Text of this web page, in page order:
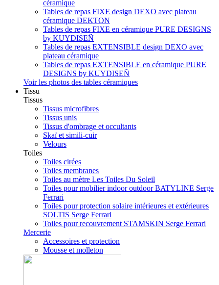
céramique
Tables de repas FIXE design DEXO avec plateau
céramique DEKTON
Tables de repas FIXE en céramique PURE DESIGNS
by KUYDISEÑ
Tables de repas EXTENSIBLE design DEXO avec
plateau céramique
Tables de repas EXTENSIBLE en céramique PURE
DESIGNS by KUYDISEÑ
Voir les photos des tables céramiques
Tissu
Tissus
Tissus microfibres
Tissus unis
Tissus d'ombrage et occultants
Skaï et simili-cuir
Velours
Toiles
Toiles cirées
Toiles membranes
Toiles au mètre Les Toiles Du Soleil
Toiles pour mobilier indoor outdoor BATYLINE Serge
Ferrari
Toiles pour protection solaire intérieures et extérieures
SOLTIS Serge Ferrari
Toiles pour recouvrement STAMSKIN Serge Ferrari
Mercerie
Accessoires et protection
Mousse et molleton